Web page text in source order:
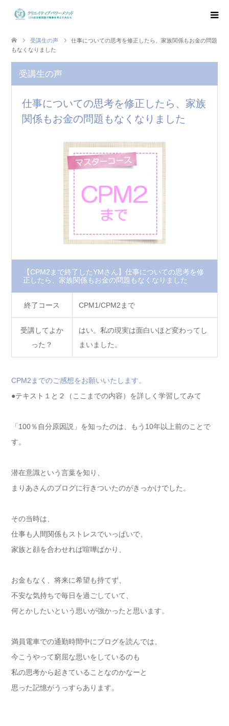
受講生の声
仕事についての思考を修正したら、家族関係もお金の問題
もなくなりました
受講生の声
仕事についての思考を修正したら、家族
関係もお金の問題もなくなりました
【CPM2まで終了したYMさん】仕事についての思考を修
正したら、家族関係もお金の問題もなくなりました
終了コース CPM1/CPM2まで
受講してよか
った？
はい。私の現実は面白いほど変わってし
まいました。
CPM2までのご感想をお願いいたします。
●テキスト１と２（ここまでの内容）を詳しく学習してみて
「100％自分原因説」を知ったのは、もう10年以上前のことで
す。
潜在意識という言葉を知り、
まりあさんのブログに行きついたのがきっかけでした。
その当時は、
仕事も人間関係もストレスでいっぱいで、
家族と顔を合わせれば喧嘩ばかり、
お金もなく、将来に希望も持てず、
不安な気持ちで毎日を過ごしていて、
何とかしたいという思いが強かったと思います。
満員電車での通勤時間中にブログを読んでは、
今こうやって窮屈な思いをしているのも
私の思考から起きていることなのかなーと
思った記憶がうっすらあります。